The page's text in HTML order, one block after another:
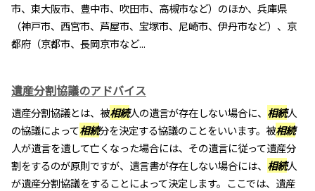
市、東大阪市、豊中市、吹田市、高槻市など）のほか、兵庫県
（神戸市、西宮市、芦屋市、宝塚市、尼崎市、伊丹市など）、京
都府（京都市、長岡京市など...
遺産分割協議のアドバイス
遺産分割協議とは、被相続人の遺言が存在しない場合に、 相続人
の協議によって相続分を決定する協議のことをいいます。被相続
人が遺言を遺して亡くなった場合には、その遺言に従って遺産分
割をするのが原則ですが、遺言書が存在しない場合には、 相続人
が遺産分割協議をすることによって決定します。ここでは、遺産